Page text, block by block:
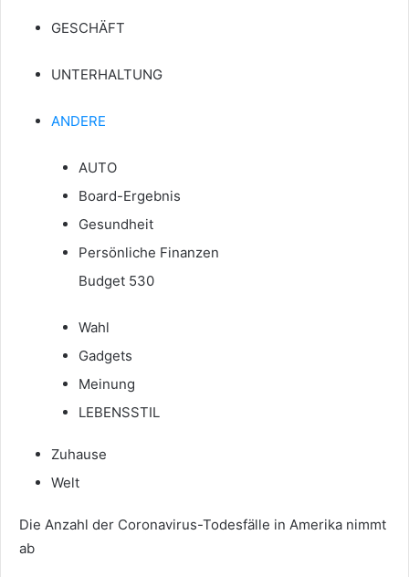
GESCHÄFT
UNTERHALTUNG
ANDERE
AUTO
Board-Ergebnis
Gesundheit
Persönliche Finanzen
Budget 530
Wahl
Gadgets
Meinung
LEBENSSTIL
Zuhause
Welt
Die Anzahl der Coronavirus-Todesfälle in Amerika nimmt
ab